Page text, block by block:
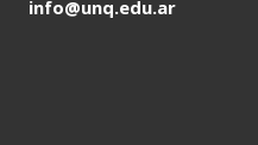
info@unq.edu.ar